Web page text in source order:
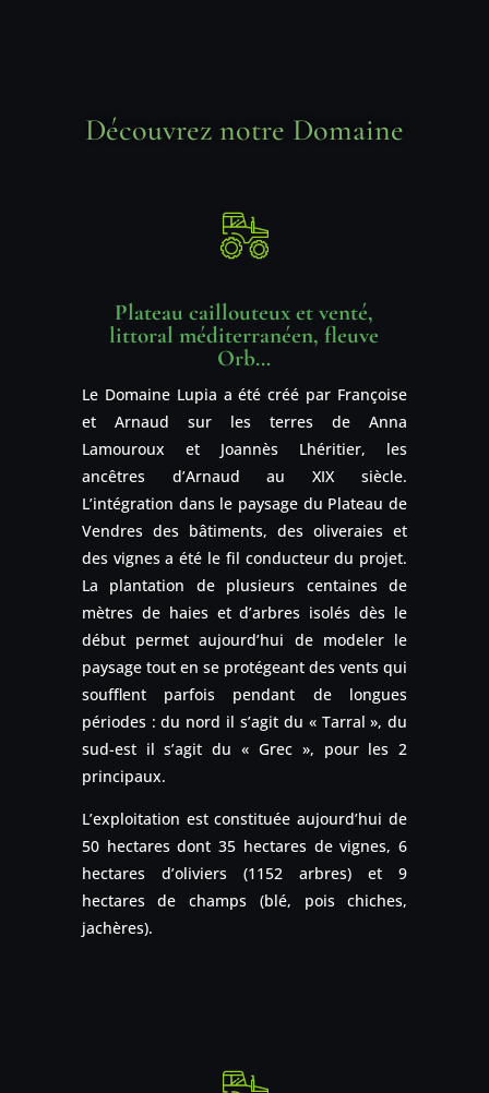
Découvrez notre Domaine
Plateau caillouteux et venté,
littoral méditerranéen, fleuve
Orb…
Le Domaine Lupia a été créé par Françoise
et Arnaud sur les terres de Anna
Lamouroux et Joannès Lhéritier, les
ancêtres d’Arnaud au XIX siècle.
L’intégration dans le paysage du Plateau de
Vendres des bâtiments, des oliveraies et
des vignes a été le fil conducteur du projet.
La plantation de plusieurs centaines de
mètres de haies et d’arbres isolés dès le
début permet aujourd’hui de modeler le
paysage tout en se protégeant des vents qui
soufflent parfois pendant de longues
périodes : du nord il s’agit du « Tarral », du
sud-est il s’agit du « Grec », pour les 2
principaux.
L’exploitation est constituée aujourd’hui de
50 hectares dont 35 hectares de vignes, 6
hectares d’oliviers (1152 arbres) et 9
hectares de champs (blé, pois chiches,
jachères).